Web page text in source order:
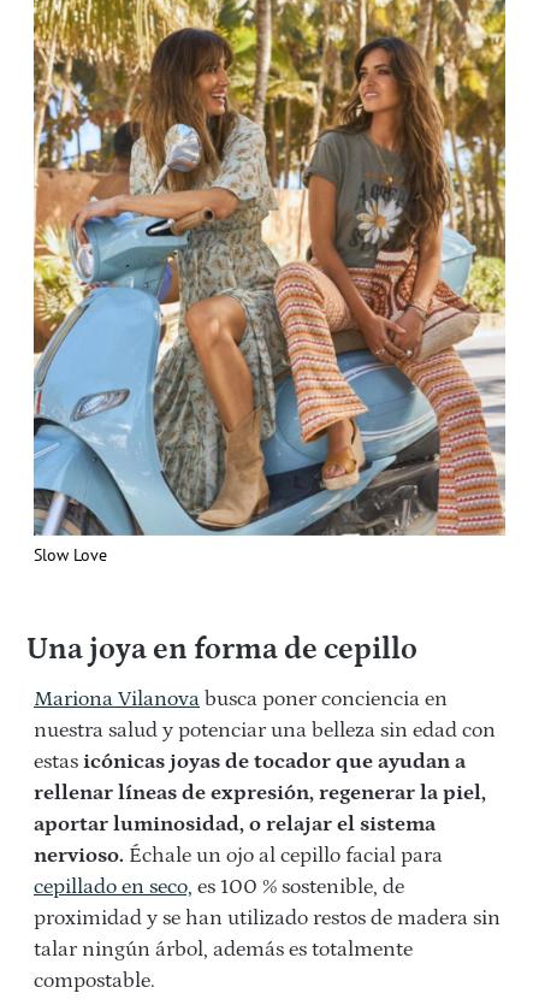
Slow Love
Una joya en forma de cepillo
Mariona Vilanova busca poner conciencia en
nuestra salud y potenciar una belleza sin edad con
estas icónicas joyas de tocador que ayudan a
rellenar líneas de expresión, regenerar la piel,
aportar luminosidad, o relajar el sistema
nervioso. Échale un ojo al cepillo facial para
cepillado en seco, es 100 % sostenible, de
proximidad y se han utilizado restos de madera sin
talar ningún árbol, además es totalmente
compostable.